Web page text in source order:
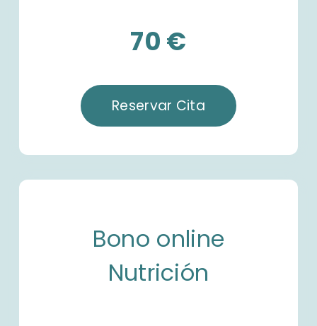
70 €
Reservar Cita
Bono online
Nutrición